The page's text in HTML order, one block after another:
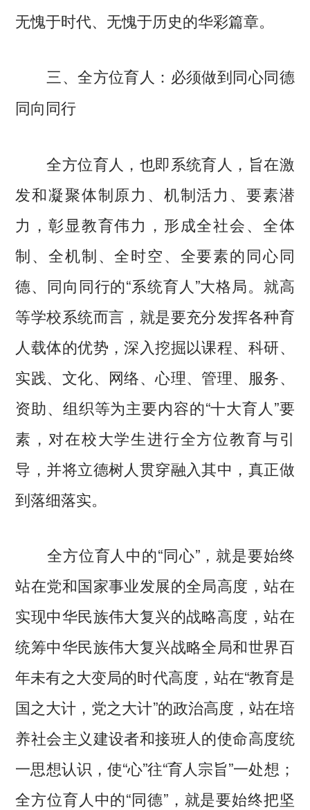
无愧于时代、无愧于历史的华彩篇章。
三、全方位育人：必须做到同心同德
同向同行
全方位育人，也即系统育人，旨在激
发和凝聚体制原力、机制活力、要素潜
力，彰显教育伟力，形成全社会、全体
制、全机制、全时空、全要素的同心同
德、同向同行的“系统育人”大格局。就高
等学校系统而言，就是要充分发挥各种育
人载体的优势，深入挖掘以课程、科研、
实践、文化、网络、心理、管理、服务、
资助、组织等为主要内容的“十大育人”要
素，对在校大学生进行全方位教育与引
导，并将立德树人贯穿融入其中，真正做
到落细落实。
全方位育人中的“同心”，就是要始终
站在党和国家事业发展的全局高度，站在
实现中华民族伟大复兴的战略高度，站在
统筹中华民族伟大复兴战略全局和世界百
年未有之大变局的时代高度，站在“教育是
国之大计，党之大计”的政治高度，站在培
养社会主义建设者和接班人的使命高度统
一思想认识，使“心”往“育人宗旨”一处想；
全方位育人中的“同德”，就是要始终把坚